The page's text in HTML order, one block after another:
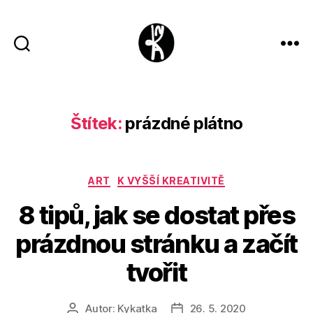
Štítek: prázdné plátno
Rubriky
ART K VYŠŠÍ KREATIVITĚ
8 tipů, jak se dostat přes
prázdnou stránku a začít
tvořit
AutorAutor: Kykatka
Datum26. 5. 2020